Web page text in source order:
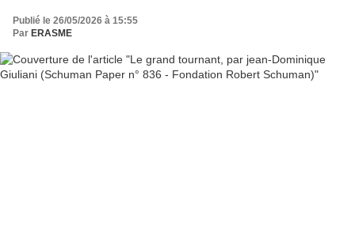
Publié le 26/05/2026 à 15:55
Par ERASME